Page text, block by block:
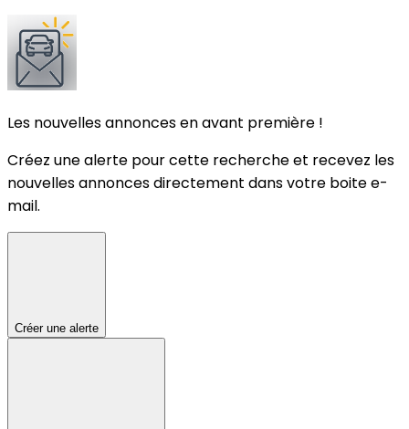
Les nouvelles annonces en avant première !
Créez une alerte pour cette recherche et recevez les
nouvelles annonces directement dans votre boite e-
mail.
Créer une alerte